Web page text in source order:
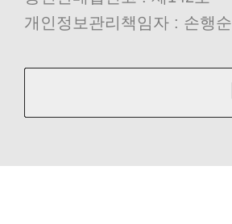
개인정보관리책임자 : 손행순